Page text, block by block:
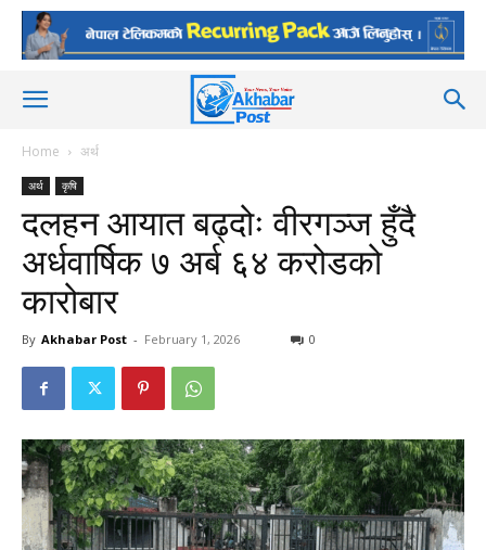
Home अर्थ
अर्थ कृषि
दलहन आयात बढ्दोः वीरगञ्ज हुँदै
अर्धवार्षिक ७ अर्ब ६४ करोडको
कारोबार
By Akhabar Post - February 1, 2026 0